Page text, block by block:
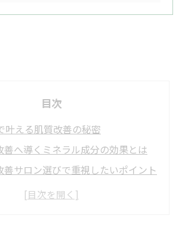
目次
叶える肌質改善の秘密
善へ導くミネラル成分の効果とは
善サロン選びで重視したいポイント
ル補給が肌質改善に与える影響